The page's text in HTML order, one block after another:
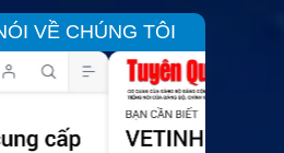
VỀ CHÚNG TÔI